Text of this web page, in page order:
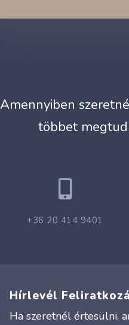
Amennyiben
többet

+36 20 414 9401
Hírlevél
Ha szeretnél értesülni,